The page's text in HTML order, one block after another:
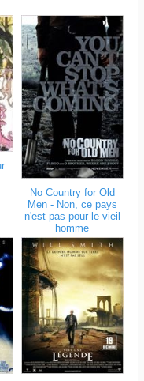
No Country for Old
Men - Non, ce pays
n'est pas pour le vieil
homme